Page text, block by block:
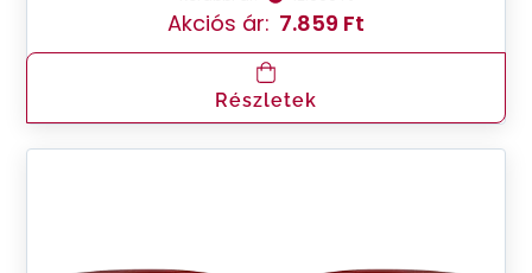
Akciós ár: 7.859 Ft
Részletek